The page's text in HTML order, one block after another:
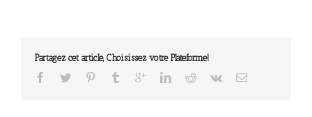
Partagez cet article, Choisissez votre Plateforme!